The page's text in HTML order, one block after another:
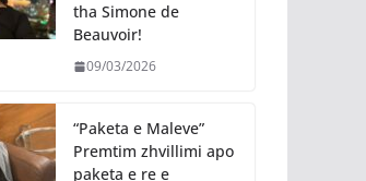
tha Simone de
Beauvoir!
09/03/2026
“Paketa e Maleve”
Premtim zhvillimi apo
paketa e re e